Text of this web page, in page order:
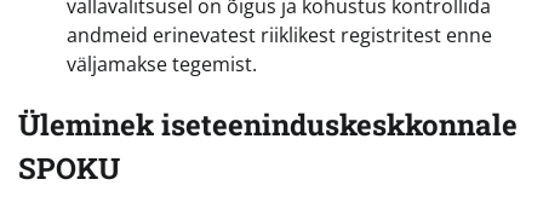
vallavalitsusel on õigus ja kohustus kontrollida
andmeid erinevatest riiklikest registritest enne
väljamakse tegemist.
Üleminek iseteeninduskeskkonnale
SPOKU